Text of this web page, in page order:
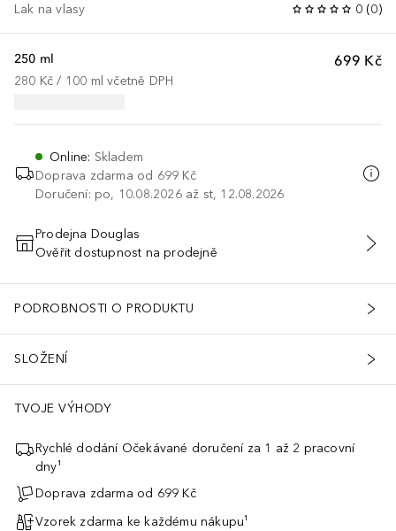
Lak na vlasy 0 (0)
699 Kč
250 ml
280 Kč / 100 ml včetně DPH
Online: Skladem
Doprava zdarma od 699 Kč
Doručení: po, 10.08.2026 až st, 12.08.2026
PŘIDAT DO KOŠÍKU
Prodejna Douglas
Ověřit dostupnost na prodejně
PODROBNOSTI O PRODUKTU
SLOŽENÍ
TVOJE VÝHODY
Rychlé dodání Očekávané doručení za 1 až 2 pracovní
dny¹
Doprava zdarma od 699 Kč
Vzorek zdarma ke každému nákupu¹